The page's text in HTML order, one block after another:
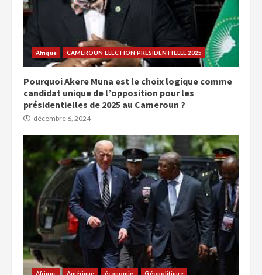
Afrique CAMEROUN ELECTION PRESIDENTIELLE 2025
Pourquoi Akere Muna est le choix logique comme
candidat unique de l’opposition pour les
présidentielles de 2025 au Cameroun ?
décembre 6, 2024
Afrique Amérique économie, Géopolitique